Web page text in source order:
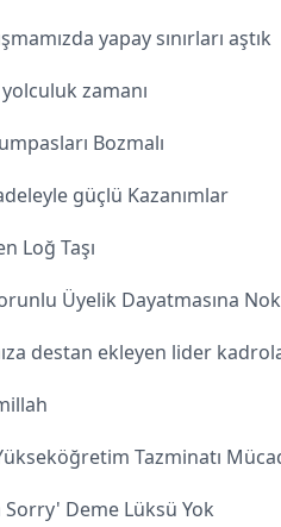
yapay sınırları aştık
zamanı
Bozmalı
güçlü Kazanımlar
Loğ Taşı
Üyelik Dayatmasına
destan ekleyen lider
Tazminatı
Deme Lüksü Yok